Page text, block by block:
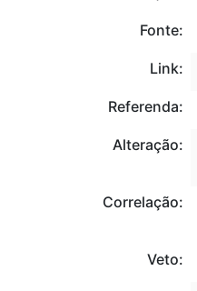
Fonte:
Link:
Referenda:
Alteração:
Correlação:
Veto: